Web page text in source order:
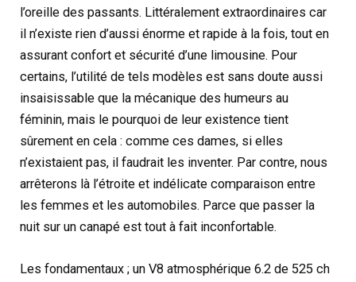
l’oreille des passants. Littéralement extraordinaires car
il n’existe rien d’aussi énorme et rapide à la fois, tout en
assurant confort et sécurité d’une limousine. Pour
certains, l’utilité de tels modèles est sans doute aussi
insaisissable que la mécanique des humeurs au
féminin, mais le pourquoi de leur existence tient
sûrement en cela : comme ces dames, si elles
n’existaient pas, il faudrait les inventer. Par contre, nous
arrêterons là l’étroite et indélicate comparaison entre
les femmes et les automobiles. Parce que passer la
nuit sur un canapé est tout à fait inconfortable.
Les fondamentaux ; un V8 atmosphérique 6.2 de 525 ch